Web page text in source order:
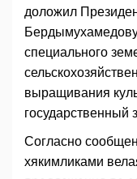
доложил
специального
выращивания
государственный
Согласно
хякимликами